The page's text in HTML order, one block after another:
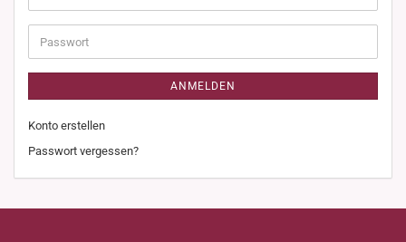
Mail-
Adresse
Passwort
ANMELDEN
Konto erstellen
Passwort vergessen?